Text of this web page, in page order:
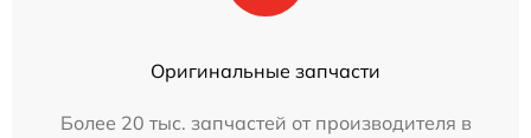
Оригинальные запчасти
Более 20 тыс. запчастей от производителя в